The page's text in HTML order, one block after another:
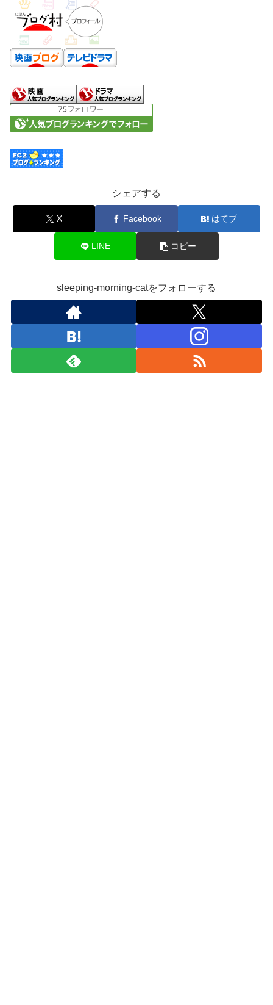
シェアする
X Facebook はてブ
LINE コピー
sleeping-morning-catをフォローする